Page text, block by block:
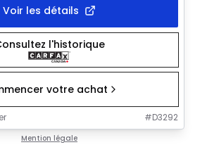
Voir les détails
l'historique
votre achat
#D3292
Mention légale